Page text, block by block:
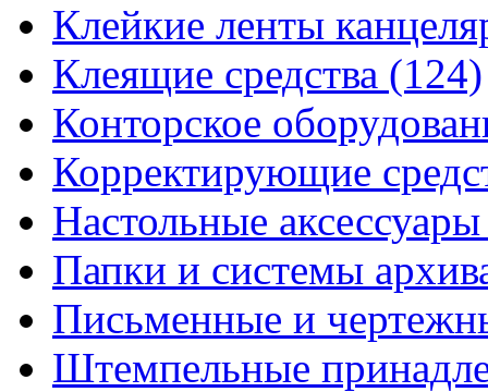
Клейкие ленты
Клеящие средства (124)
Конторское
Корректирующие
Настольные
Папки и системы
Письменные и
Штемпельные